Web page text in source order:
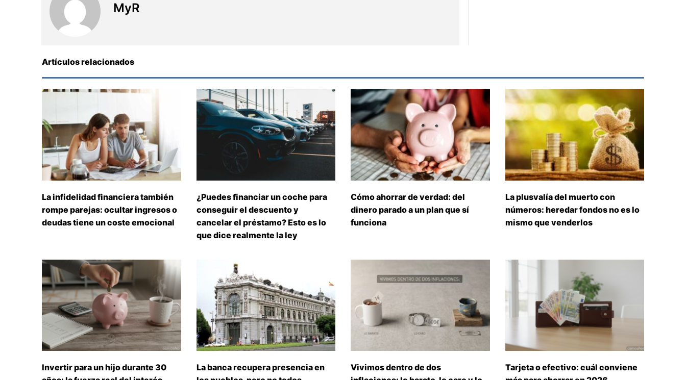
MyR
Artículos relacionados
La infidelidad financiera también
rompe parejas: ocultar ingresos o
deudas tiene un coste emocional
¿Puedes financiar un coche para
conseguir el descuento y
cancelar el préstamo? Esto es lo
que dice realmente la ley
Cómo ahorrar de verdad: del
dinero parado a un plan que sí
funciona
La plusvalía del muerto con
números: heredar fondos no es lo
mismo que venderlos
Invertir para un hijo durante 30
La banca recupera presencia en
Vivimos dentro de dos
Tarjeta o efectivo: cuál conviene